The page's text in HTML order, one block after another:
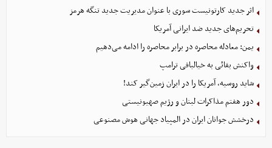
اثر جدید کارتونیست سوری با عنوان مدیریت جدید تنگه هرمز
تحریم‌های جدید ضد ایرانی آمریکا
یمن: معادله محاصره در برابر محاصره را ادامه می‌دهیم
واکنش بقائی به خیالبافی ترامپ
شاید روسیه، آمریکا را در ایران زمین‌گیر کند!
دور هفتم مذاکرات لبنان و رژیم صهیونیستی
درخشش جوانان ایران در المپیاد جهانی هوش مصنوعی